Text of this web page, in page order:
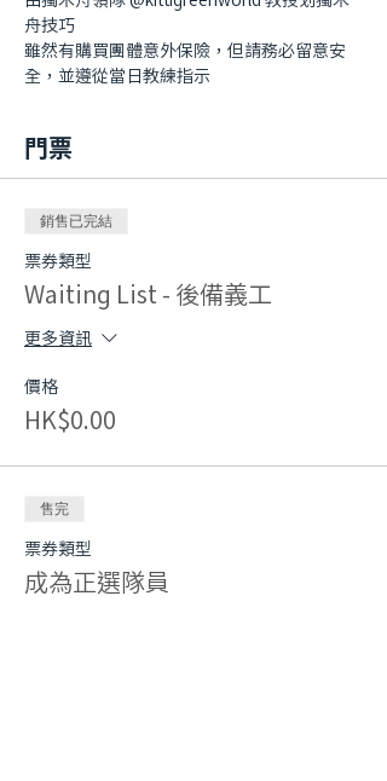
舟技巧
雖然有購買團體意外保險，但請務必留意安
全，並遵從當日教練指示
門票
銷售已完結
票券類型
Waiting List - 後備義工
更多資訊
價格
HK$0.00
售完
票券類型
成為正選隊員